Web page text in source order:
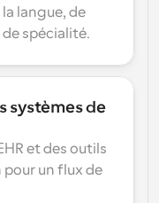
langue, de
de spécialité.
systèmes de
et des outils
pour un flux de